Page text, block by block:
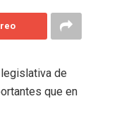
de
que en